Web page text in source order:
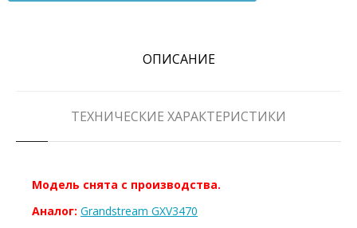
ОПИСАНИЕ
ТЕХНИЧЕСКИЕ ХАРАКТЕРИСТИКИ
Модель снята с производства.
Аналог: Grandstream GXV3470